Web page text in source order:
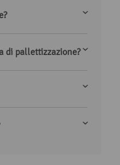
di pallettizzazione?